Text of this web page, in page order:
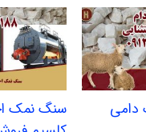
سنگ نمک